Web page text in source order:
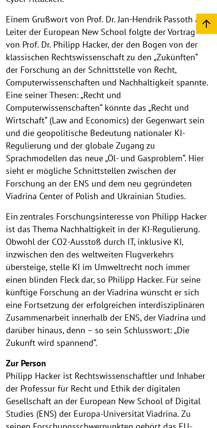
Einem Grußwort von Prof. Dr. Jan-Hendrik Passoth als
Leiter der European New School folgte der Vortrag
von Prof. Dr. Philipp Hacker, der den Bogen von der
klassischen Rechtswissenschaft zu den „Zukünften“
der Forschung an der Schnittstelle von Recht,
Computerwissenschaften und Nachhaltigkeit spannte.
Eine seiner Thesen: „Recht und
Computerwissenschaften“ könnte das „Recht und
Wirtschaft“ (Law and Economics) der Gegenwart sein
und die geopolitische Bedeutung nationaler KI-
Regulierung und der globale Zugang zu
Sprachmodellen das neue „Öl- und Gasproblem“. Hier
sieht er mögliche Schnittstellen zwischen der
Forschung an der ENS und dem neu gegründeten
Viadrina Center of Polish and Ukrainian Studies.
Ein zentrales Forschungsinteresse von Philipp Hacker
ist das Thema Nachhaltigkeit in der KI-Regulierung.
Obwohl der CO2-Ausstoß durch IT, inklusive KI,
inzwischen den des weltweiten Flugverkehrs
übersteige, stelle KI im Umweltrecht noch immer
einen blinden Fleck dar, so Philipp Hacker. Für seine
künftige Forschung an der Viadrina wünscht er sich
eine Fortsetzung der erfolgreichen interdisziplinären
Zusammenarbeit innerhalb der ENS, der Viadrina und
darüber hinaus, denn – so sein Schlusswort: „Die
Zukunft wird spannend“.
Zur Person
Philipp Hacker ist Rechtswissenschaftler und Inhaber
der Professur für Recht und Ethik der digitalen
Gesellschaft an der European New School of Digital
Studies (ENS) der Europa-Universität Viadrina. Zu